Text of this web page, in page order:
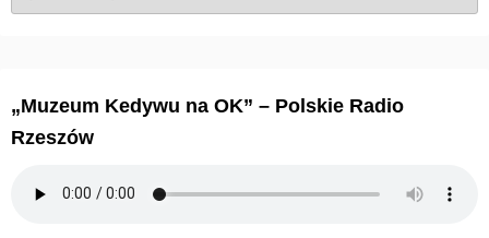
r
„Muzeum Kedywu na OK” – Polskie Radio
Rzeszów